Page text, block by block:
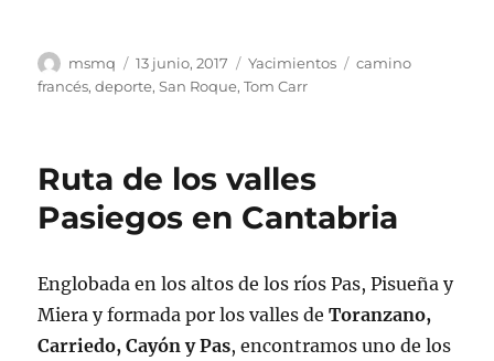
Autor
msmq
Publicado
el
13 junio, 2017 Categorías
Yacimientos Etiquetas
camino
francés,deporte,San Roque,Tom Carr
Ruta de los valles
Pasiegos en Cantabria
Englobada en los altos de los ríos Pas, Pisueña y
Miera y formada por los valles deToranzano,
Carriedo, Cayón y Pas, encontramos uno de los